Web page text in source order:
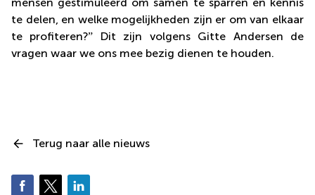
mensen gestimuleerd om samen te sparren en kennis
te delen, en welke mogelijkheden zijn er om van elkaar
te profiteren?” Dit zijn volgens Gitte Andersen de
vragen waar we ons mee bezig dienen te houden.
Terug naar alle nieuws